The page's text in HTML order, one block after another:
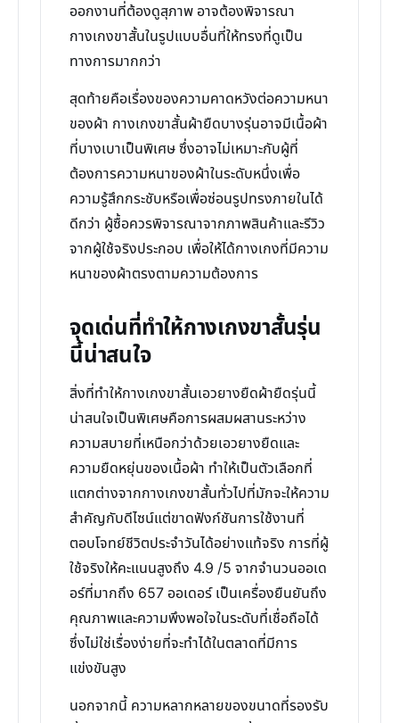
ออกงานที่ต้องดูสุภาพ อาจต้องพิจารณา
กางเกงขาสั้นในรูปแบบอื่นที่ให้ทรงที่ดูเป็น
ทางการมากกว่า
สุดท้ายคือเรื่องของความคาดหวังต่อความหนา
ของผ้า กางเกงขาสั้นผ้ายืดบางรุ่นอาจมีเนื้อผ้า
ที่บางเบาเป็นพิเศษ ซึ่งอาจไม่เหมาะกับผู้ที่
ต้องการความหนาของผ้าในระดับหนึ่งเพื่อ
ความรู้สึกกระชับหรือเพื่อซ่อนรูปทรงภายในได้
ดีกว่า ผู้ซื้อควรพิจารณาจากภาพสินค้าและรีวิว
จากผู้ใช้จริงประกอบ เพื่อให้ได้กางเกงที่มีความ
หนาของผ้าตรงตามความต้องการ
จุดเด่นที่ทำให้กางเกงขาสั้นรุ่น
นี้น่าสนใจ
สิ่งที่ทำให้กางเกงขาสั้นเอวยางยืดผ้ายืดรุ่นนี้
น่าสนใจเป็นพิเศษคือการผสมผสานระหว่าง
ความสบายที่เหนือกว่าด้วยเอวยางยืดและ
ความยืดหยุ่นของเนื้อผ้า ทำให้เป็นตัวเลือกที่
แตกต่างจากกางเกงขาสั้นทั่วไปที่มักจะให้ความ
สำคัญกับดีไซน์แต่ขาดฟังก์ชันการใช้งานที่
ตอบโจทย์ชีวิตประจำวันได้อย่างแท้จริง การที่ผู้
ใช้จริงให้คะแนนสูงถึง 4.9 /5 จากจำนวนออเด
อร์ที่มากถึง 657 ออเดอร์ เป็นเครื่องยืนยันถึง
คุณภาพและความพึงพอใจในระดับที่เชื่อถือได้
ซึ่งไม่ใช่เรื่องง่ายที่จะทำได้ในตลาดที่มีการ
แข่งขันสูง
นอกจากนี้ ความหลากหลายของขนาดที่รองรับ